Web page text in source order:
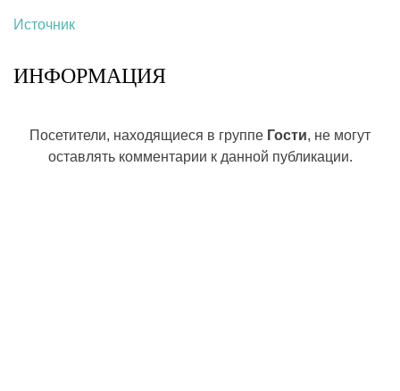
Источник
ИНФОРМАЦИЯ
Посетители, находящиеся в группе Гости, не могут
оставлять комментарии к данной публикации.